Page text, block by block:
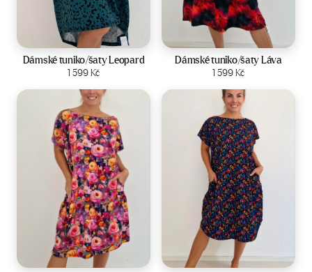
Velikost:44-50
Dámské tuniko/šaty Leopard
1 599Kč
Zobrazit produkt
Velikost: 44-50
Dámské tuniko/šaty Láva
1 599Kč
Zobrazit produkt
Velikost:44-50 Velikost:44-50